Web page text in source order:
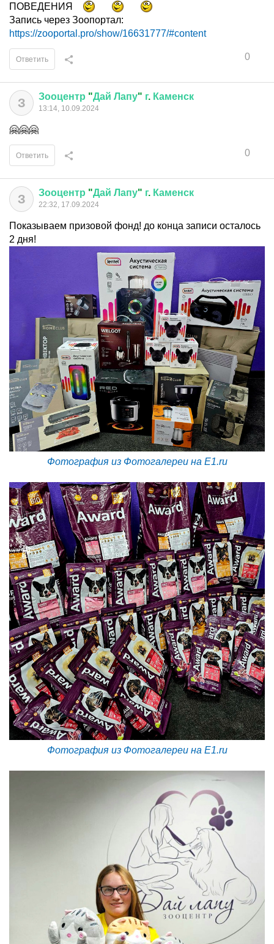
ПОВЕДЕНИЯ
Запись через Зоопортал:
https://zooportal.pro/show/16631777/#content
0
Ответить
З Зооцентр "Дай Лапу" г. Каменск
13:14, 10.09.2024
🤗🤗🤗
0
Ответить
З Зооцентр "Дай Лапу" г. Каменск
22:32, 17.09.2024
Показываем призовой фонд! до конца записи осталось
2 дня!
Фотография из Фотогалереи на E1.ru
Фотография из Фотогалереи на E1.ru